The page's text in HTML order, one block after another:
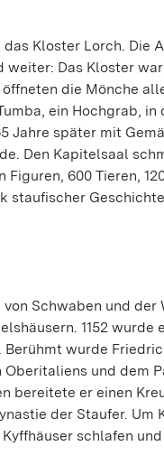
Kloster Lorch. Die
Das Kloster
die Mönche
ein Hochgrab, in
Jahre später mit
Den Kapitelsaal
600 Tieren,
staufischer
Schwaben und
1152 wurde
wurde
und dem
bereitete er einen
der Staufer. Um
schlafen